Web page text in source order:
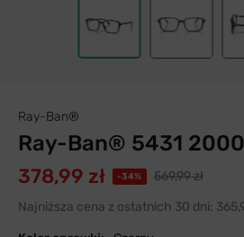
Ray-Ban®
Ray-Ban® 5431
378,99 zł -34%
569,99 zł
Najniższa cena z ostatnich 30 dni: